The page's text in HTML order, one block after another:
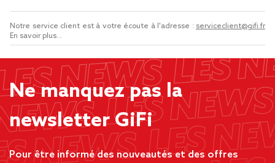
Notre service client est à votre écoute à l'adresse : serviceclient@gifi.fr
En savoir plus...
Ne manquez pas la
newsletter GiFi
Pour être informé des nouveautés et des offres